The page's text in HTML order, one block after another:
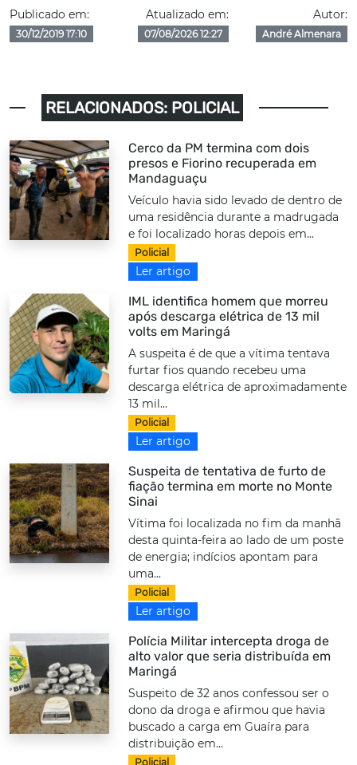
Publicado em:
30/12/2019 17:10
Atualizado em:
07/08/2026 12:27
Autor:
André Almenara
RELACIONADOS: POLICIAL
Cerco da PM termina com dois
presos e Fiorino recuperada em
Mandaguaçu
Veículo havia sido levado de dentro de
uma residência durante a madrugada
e foi localizado horas depois em...
Policial
Ler artigo
IML identifica homem que morreu
após descarga elétrica de 13 mil
volts em Maringá
A suspeita é de que a vítima tentava
furtar fios quando recebeu uma
descarga elétrica de aproximadamente
13 mil...
Policial
Ler artigo
Suspeita de tentativa de furto de
fiação termina em morte no Monte
Sinai
Vítima foi localizada no fim da manhã
desta quinta-feira ao lado de um poste
de energia; indícios apontam para
uma...
Policial
Ler artigo
Polícia Militar intercepta droga de
alto valor que seria distribuída em
Maringá
Suspeito de 32 anos confessou ser o
dono da droga e afirmou que havia
buscado a carga em Guaíra para
distribuição em...
Policial